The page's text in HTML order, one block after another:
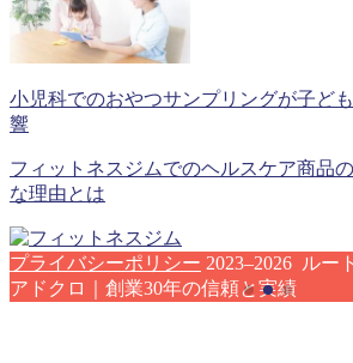
小児科でのおやつサンプリングが子ど
響
フィットネスジムでのヘルスケア商品
な理由とは
プライバシーポリシー 2023–2026 ルー
アドクロ｜創業30年の信頼と実績